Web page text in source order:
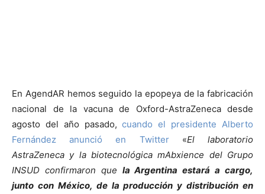
En AgendAR hemos seguido la epopeya de la fabricación
nacional de la vacuna de Oxford-AstraZeneca desde
agosto del año pasado,cuando el presidente Alberto
Fernández anunció en Twitter«El laboratorio
AstraZeneca y la biotecnológica mAbxience del Grupo
INSUD confirmaron que la Argentina estará a cargo,
junto con México, de la producción y distribución en